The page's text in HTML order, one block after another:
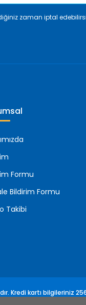
zaman iptal
Formu
Bildirim Formu
Takibi
Kredi kartı bilgileriniz